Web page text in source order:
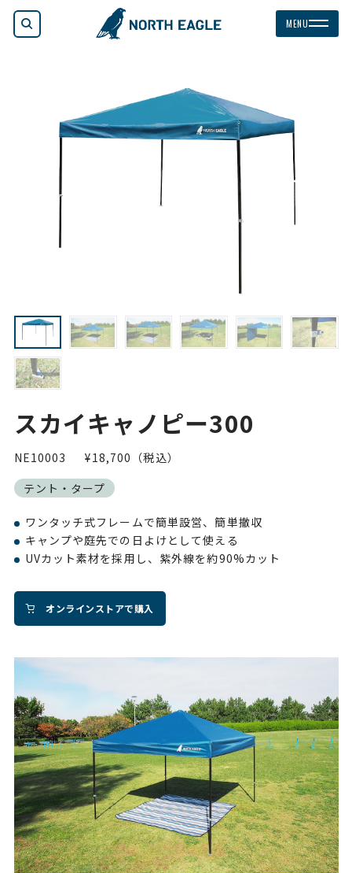
MENU検索
スカイキャノピー300
NE10003
¥18,700（税込）
テント・タープ
ワンタッチ式フレームで簡単設営、簡単撤収
キャンプや庭先での日よけとして使える
UVカット素材を採用し、紫外線を約90%カット
オンラインストアで購入